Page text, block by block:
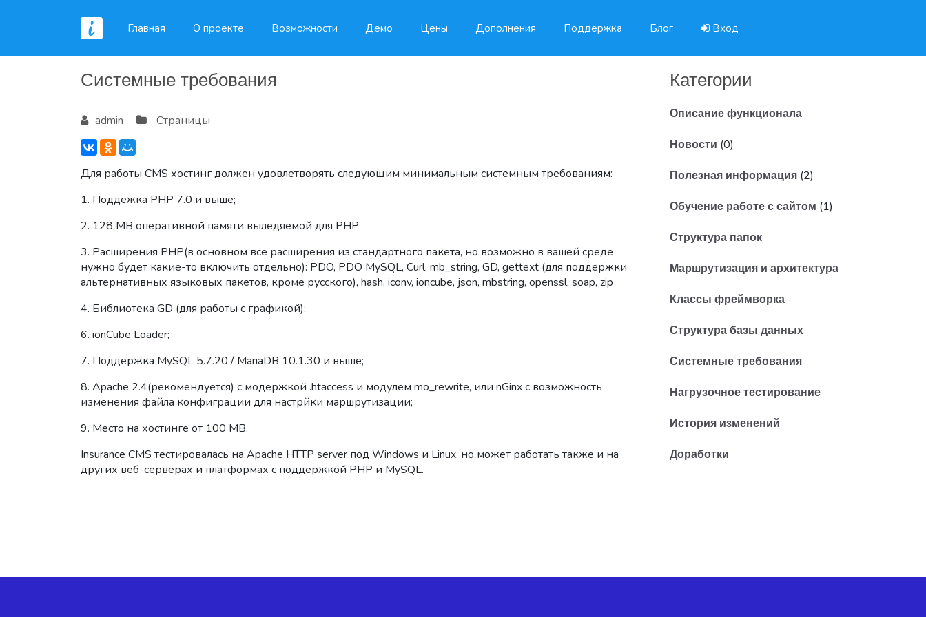
Главная О проекте Возможности Демо Цены Дополнения Поддержка Блог Вход
Системные требования
admin Страницы
Для работы CMS хостинг должен удовлетворять следующим минимальным системным требованиям:
1. Поддежка PHP 7.0 и выше;
2. 128 MB оперативной памяти выледяемой для PHP
3. Расширения PHP(в основном все расширения из стандартного пакета, но возможно в вашей среде
нужно будет какие-то включить отдельно): PDO, PDO MySQL, Curl, mb_string, GD, gettext (для поддержки
альтернативных языковых пакетов, кроме русского), hash, iconv, ioncube, json, mbstring, openssl, soap, zip
4. Библиотека GD (для работы с графикой);
6. ionCube Loader;
7. Поддержка MySQL 5.7.20 / MariaDB 10.1.30 и выше;
8. Apache 2.4(рекомендуется) с модержкой .htaccess и модулем mo_rewrite, или nGinx с возможность
изменения файла конфиграции для настрйки маршрутизации;
9. Место на хостинге от 100 MB.
Insurance CMS тестировалась на Apache HTTP server под Windows и Linux, но может работать также и на
других веб-серверах и платформах с поддержкой PHP и MySQL.
Категории
Описание функционала
Новости (0)
Полезная информация (2)
Обучение работе с сайтом (1)
Структура папок
Маршрутизация и архитектура
Классы фреймворка
Структура базы данных
Системные требования
Нагрузочное тестирование
История изменений
Доработки